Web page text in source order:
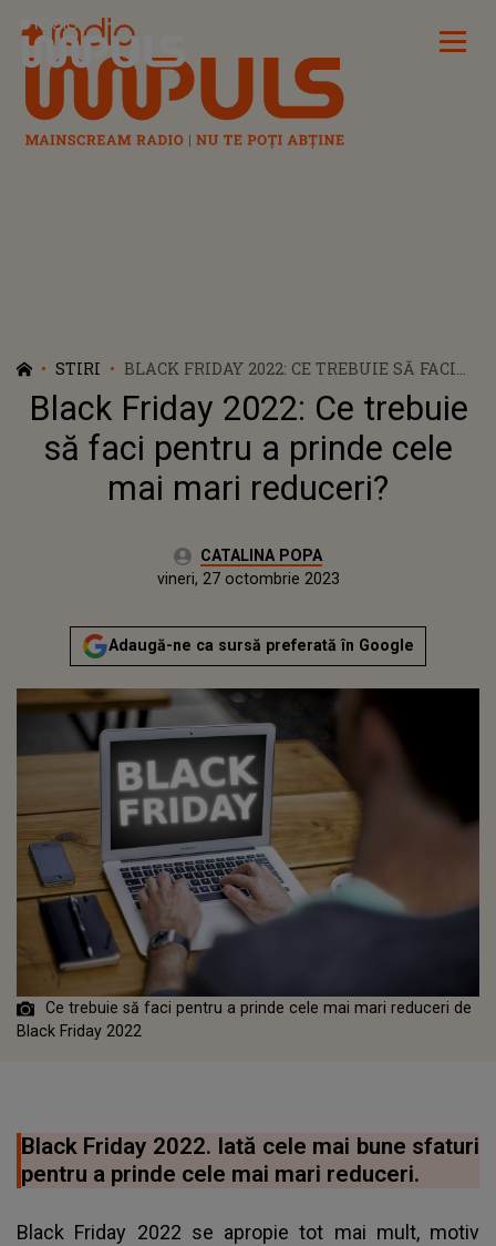
Radio Impuls
STIRI
BLACK FRIDAY 2022: CE TREBUIE SĂ FACI
PENTRU A PRINDE CELE MAI MARI
REDUCERI?
Black Friday 2022: Ce trebuie
să faci pentru a prinde cele
mai mari reduceri?
Autor:CATALINA POPA
joi, 27 octombrie 2022Actualizat:
vineri, 27 octombrie 2023
Adaugă-ne ca sursă preferată în Google
Ce trebuie să faci pentru a prinde cele mai mari reduceri de
Black Friday 2022
Black Friday 2022. Iată cele mai bune sfaturi
pentru a prinde cele mai mari reduceri.
Black Friday 2022 se apropie tot mai mult, motiv